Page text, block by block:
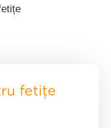
fetițe